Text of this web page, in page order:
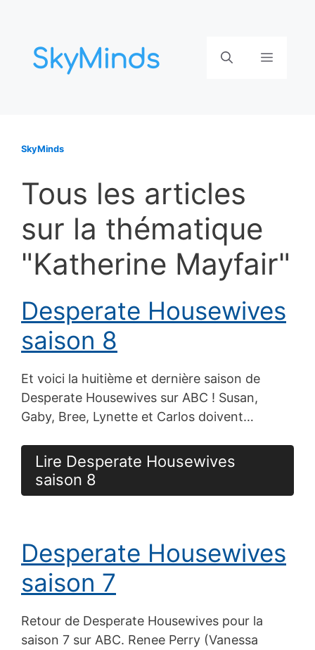
contenu
Menu
SkyMinds
Tous les articles
sur la thématique
"Katherine Mayfair"
Desperate Housewives
saison 8
Et voici la huitième et dernière saison de
Desperate Housewives sur ABC ! Susan,
Gaby, Bree, Lynette et Carlos doivent…
Lire Desperate Housewives
saison 8
Desperate Housewives
saison 7
Retour de Desperate Housewives pour la
saison 7 sur ABC. Renee Perry (Vanessa